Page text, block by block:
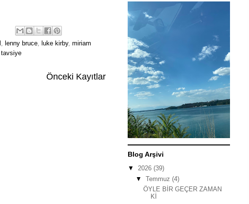
, lenny bruce, luke kirby, miriam
tavsiye
Önceki Kayıtlar
Blog Arşivi
▼ 2026 (39)
▼ Temmuz (4)
ÖYLE BİR GEÇER ZAMAN
Kİ